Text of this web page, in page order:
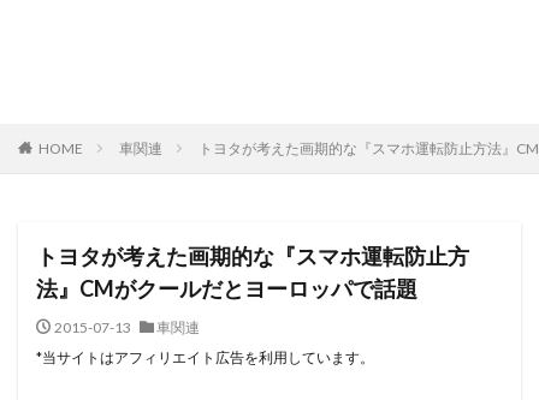
HOME 車関連 トヨタが考えた画期的な『スマホ運転防止方法』
トヨタが考えた画期的な『スマホ運転防止方
法』CMがクールだとヨーロッパで話題
2015-07-13
車関連
*当サイトはアフィリエイト広告を利用しています。